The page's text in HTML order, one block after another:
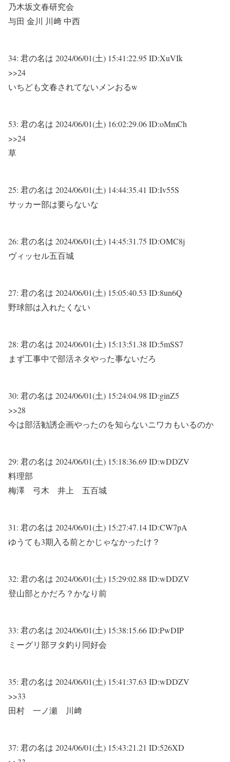
乃木坂文春研究会
与田 金川 川﨑 中西
34: 君の名は 2024/06/01(土) 15:41:22.95 ID:XuVIk
>>24
いちども文春されてないメンおるw
53: 君の名は 2024/06/01(土) 16:02:29.06 ID:oMmCh
>>24
草
25: 君の名は 2024/06/01(土) 14:44:35.41 ID:Iv55S
サッカー部は要らないな
26: 君の名は 2024/06/01(土) 14:45:31.75 ID:OMC8j
ヴィッセル五百城
27: 君の名は 2024/06/01(土) 15:05:40.53 ID:8un6Q
野球部は入れたくない
28: 君の名は 2024/06/01(土) 15:13:51.38 ID:5mSS7
まず工事中で部活ネタやった事ないだろ
30: 君の名は 2024/06/01(土) 15:24:04.98 ID:ginZ5
>>28
今は部活勧誘企画やったのを知らないニワカもいるのか
29: 君の名は 2024/06/01(土) 15:18:36.69 ID:wDDZV
料理部
梅澤 弓木 井上 五百城
31: 君の名は 2024/06/01(土) 15:27:47.14 ID:CW7pA
ゆうても3期入る前とかじゃなかったけ？
32: 君の名は 2024/06/01(土) 15:29:02.88 ID:wDDZV
登山部とかだろ？かなり前
33: 君の名は 2024/06/01(土) 15:38:15.66 ID:PwDIP
ミーグリ部ヲタ釣り同好会
35: 君の名は 2024/06/01(土) 15:41:37.63 ID:wDDZV
>>33
田村 一ノ瀬 川﨑
37: 君の名は 2024/06/01(土) 15:43:21.21 ID:526XD